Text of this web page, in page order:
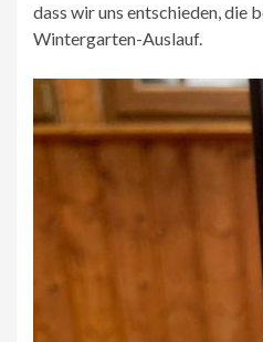
dass wir uns entschieden, die
Wintergarten-Auslauf.